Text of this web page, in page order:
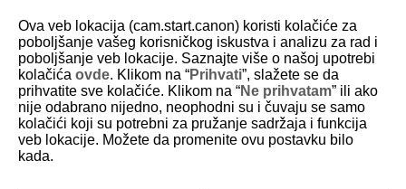
D101-181
Postavke ekrana
Možete izabrati da li ćete koristiti ekran ili tražilo pri pregledu kako biste
Ova veb lokacija (cam.start.canon) koristi kolačiće za
poboljšanje vašeg korisničkog iskustva i analizu za rad i
poboljšanje veb lokacije. Saznajte više o našoj upotrebi
kolačića ovde. Klikom na “Prihvati”, slažete se da
prihvatite sve kolačiće. Klikom na “Ne prihvatam” ili ako
nije odabrano nijedno, neophodni su i čuvaju se samo
kolačići koji su potrebni za pružanje sadržaja i funkcija
veb lokacije. Možete da promenite ovu postavku bilo
kada.